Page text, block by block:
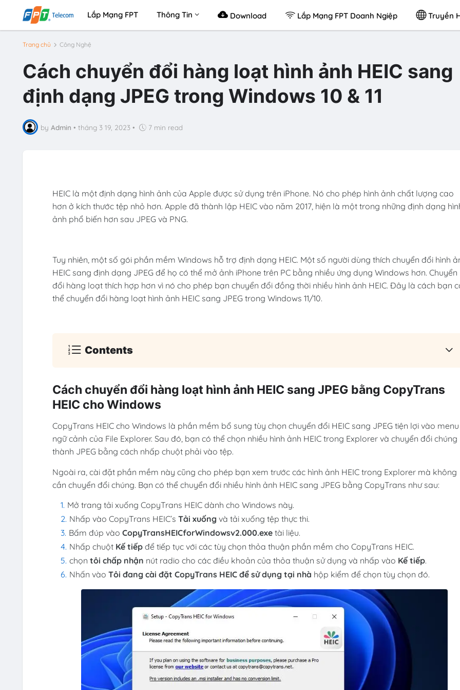
Lắp Mạng FPT Thông Tin Download Lắp Mạng FPT Doanh Ngiệp Truyền
Trang chủ Công Nghệ
Cách chuyển đổi hàng loạt hình ảnh HEIC sang
định dạng JPEG trong Windows 10 & 11
by Admin • tháng 3 19, 2023 • 7 min read
HEIC là một định dạng hình ảnh của Apple được sử dụng trên iPhone. Nó cho phép hình ảnh chất lượng cao
hơn ở kích thước tệp nhỏ hơn. Apple đã thành lập HEIC vào năm 2017, hiện là một trong những định dạng
ảnh phổ biến hơn sau JPEG và PNG.
Tuy nhiên, một số gói phần mềm Windows hỗ trợ định dạng HEIC. Một số người dùng thích chuyển đổi hình
HEIC sang định dạng JPEG để họ có thể mở ảnh iPhone trên PC bằng nhiều ứng dụng Windows hơn. Chuyển
đổi hàng loạt thích hợp hơn vì nó cho phép bạn chuyển đổi đồng thời nhiều hình ảnh HEIC. Đây là cách bạn
thể chuyển đổi hàng loạt hình ảnh HEIC sang JPEG trong Windows 11/10.
Contents
Cách chuyển đổi hàng loạt hình ảnh HEIC sang JPEG bằng CopyTrans
HEIC cho Windows
CopyTrans HEIC cho Windows là phần mềm bổ sung tùy chọn chuyển đổi HEIC sang JPEG tiện lợi vào menu
ngữ cảnh của File Explorer. Sau đó, bạn có thể chọn nhiều hình ảnh HEIC trong Explorer và chuyển đổi chúng
thành JPEG bằng cách nhấp chuột phải vào tệp.
Ngoài ra, cài đặt phần mềm này cũng cho phép bạn xem trước các hình ảnh HEIC trong Explorer mà không
cần chuyển đổi chúng. Bạn có thể chuyển đổi nhiều hình ảnh HEIC sang JPEG bằng CopyTrans như sau:
Mở trang tải xuống CopyTrans HEIC dành cho Windows này.
Nhấp vào CopyTrans HEIC’s Tải xuống và tải xuống tệp thực thi.
Bấm đúp vào CopyTransHEICforWindowsv2.000.exetài liệu.
Nhấp chuột Kế tiếpđể tiếp tục với các tùy chọn thỏa thuận phần mềm cho CopyTrans HEIC.
chọn tôi chấp nhận nút radio cho các điều khoản của thỏa thuận sử dụng và nhấp vào Kế tiếp.
Nhấn vào Tôi đang cài đặt CopyTrans HEIC để sử dụng tại nhà hộp kiểm để chọn tùy chọn đó.